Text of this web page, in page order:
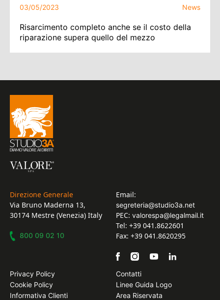
03/05/2023 News
Risarcimento completo anche se il costo della
riparazione supera quello del mezzo
Direzione Generale
Via Bruno Maderna 13,
30174 Mestre (Venezia) Italy
800 09 02 10
Email:
segreteria@studio3a.net
PEC: valorespa@legalmail.it
Tel: +39 041.8622601
Fax: +39 041.8620295
Privacy Policy
Cookie Policy
Informativa Clienti
Contatti
Linee Guida Logo
Area Riservata